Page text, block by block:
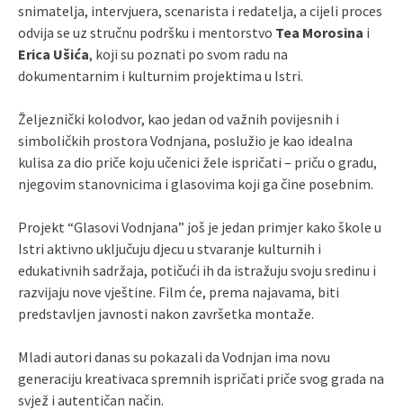
snimatelja, intervjuera, scenarista i redatelja, a cijeli proces
odvija se uz stručnu podršku i mentorstvo Tea Morosina i
Erica Ušića, koji su poznati po svom radu na
dokumentarnim i kulturnim projektima u Istri.
Željeznički kolodvor, kao jedan od važnih povijesnih i
simboličkih prostora Vodnjana, poslužio je kao idealna
kulisa za dio priče koju učenici žele ispričati – priču o gradu,
njegovim stanovnicima i glasovima koji ga čine posebnim.
Projekt “Glasovi Vodnjana” još je jedan primjer kako škole u
Istri aktivno uključuju djecu u stvaranje kulturnih i
edukativnih sadržaja, potičući ih da istražuju svoju sredinu i
razvijaju nove vještine. Film će, prema najavama, biti
predstavljen javnosti nakon završetka montaže.
Mladi autori danas su pokazali da Vodnjan ima novu
generaciju kreativaca spremnih ispričati priče svog grada na
svjež i autentičan način.